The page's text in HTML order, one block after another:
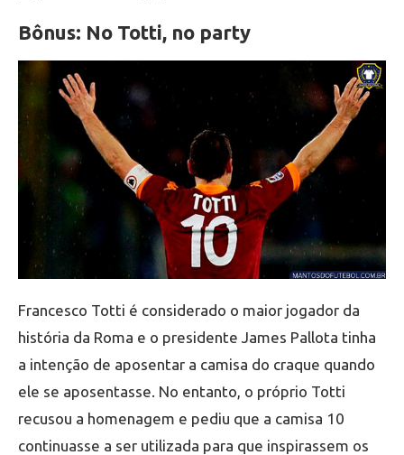
Bônus: No Totti, no party
Francesco Totti é considerado o maior jogador da
história da Roma e o presidente James Pallota tinha
a intenção de aposentar a camisa do craque quando
ele se aposentasse. No entanto, o próprio Totti
recusou a homenagem e pediu que a camisa 10
continuasse a ser utilizada para que inspirassem os